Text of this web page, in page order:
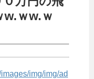
w.ｗw.ｗ
img/img/ad